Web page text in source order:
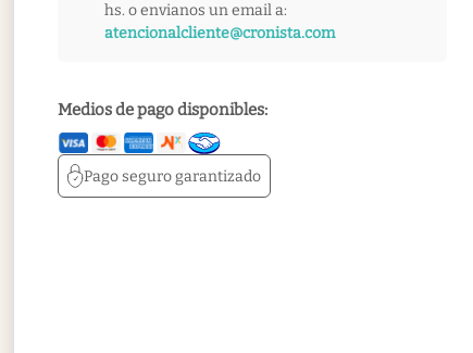
hs. o envianos un email a:
atencionalcliente@cronista.com
Medios de pago disponibles:
Pago segurogarantizado